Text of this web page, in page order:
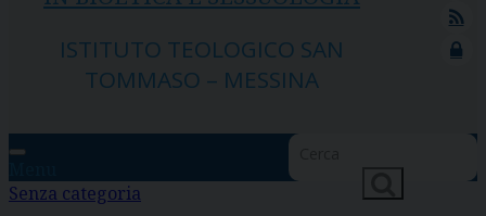
ISTITUTO TEOLOGICO SAN
TOMMASO – MESSINA
Senza categoria